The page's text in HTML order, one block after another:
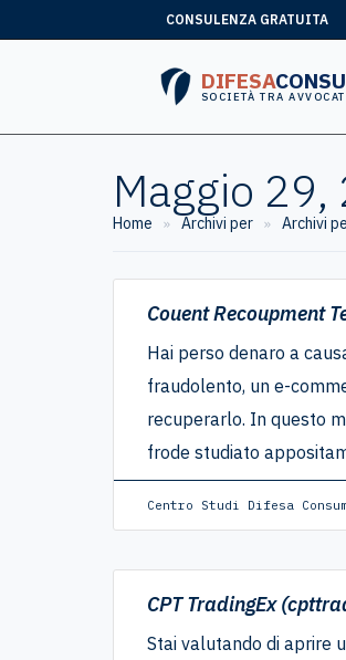
CONSULENZA GRATUITA
DIFESA
SOCIETÀ TRA
Maggio 29,
Home » Archivi per » Archivi
Couent Recoupment
Hai perso denaro a
fraudolento, un e-
recuperarlo. In questo
frode studiato
Centro Studi Difesa
CPT TradingEx
Stai valutando di aprire